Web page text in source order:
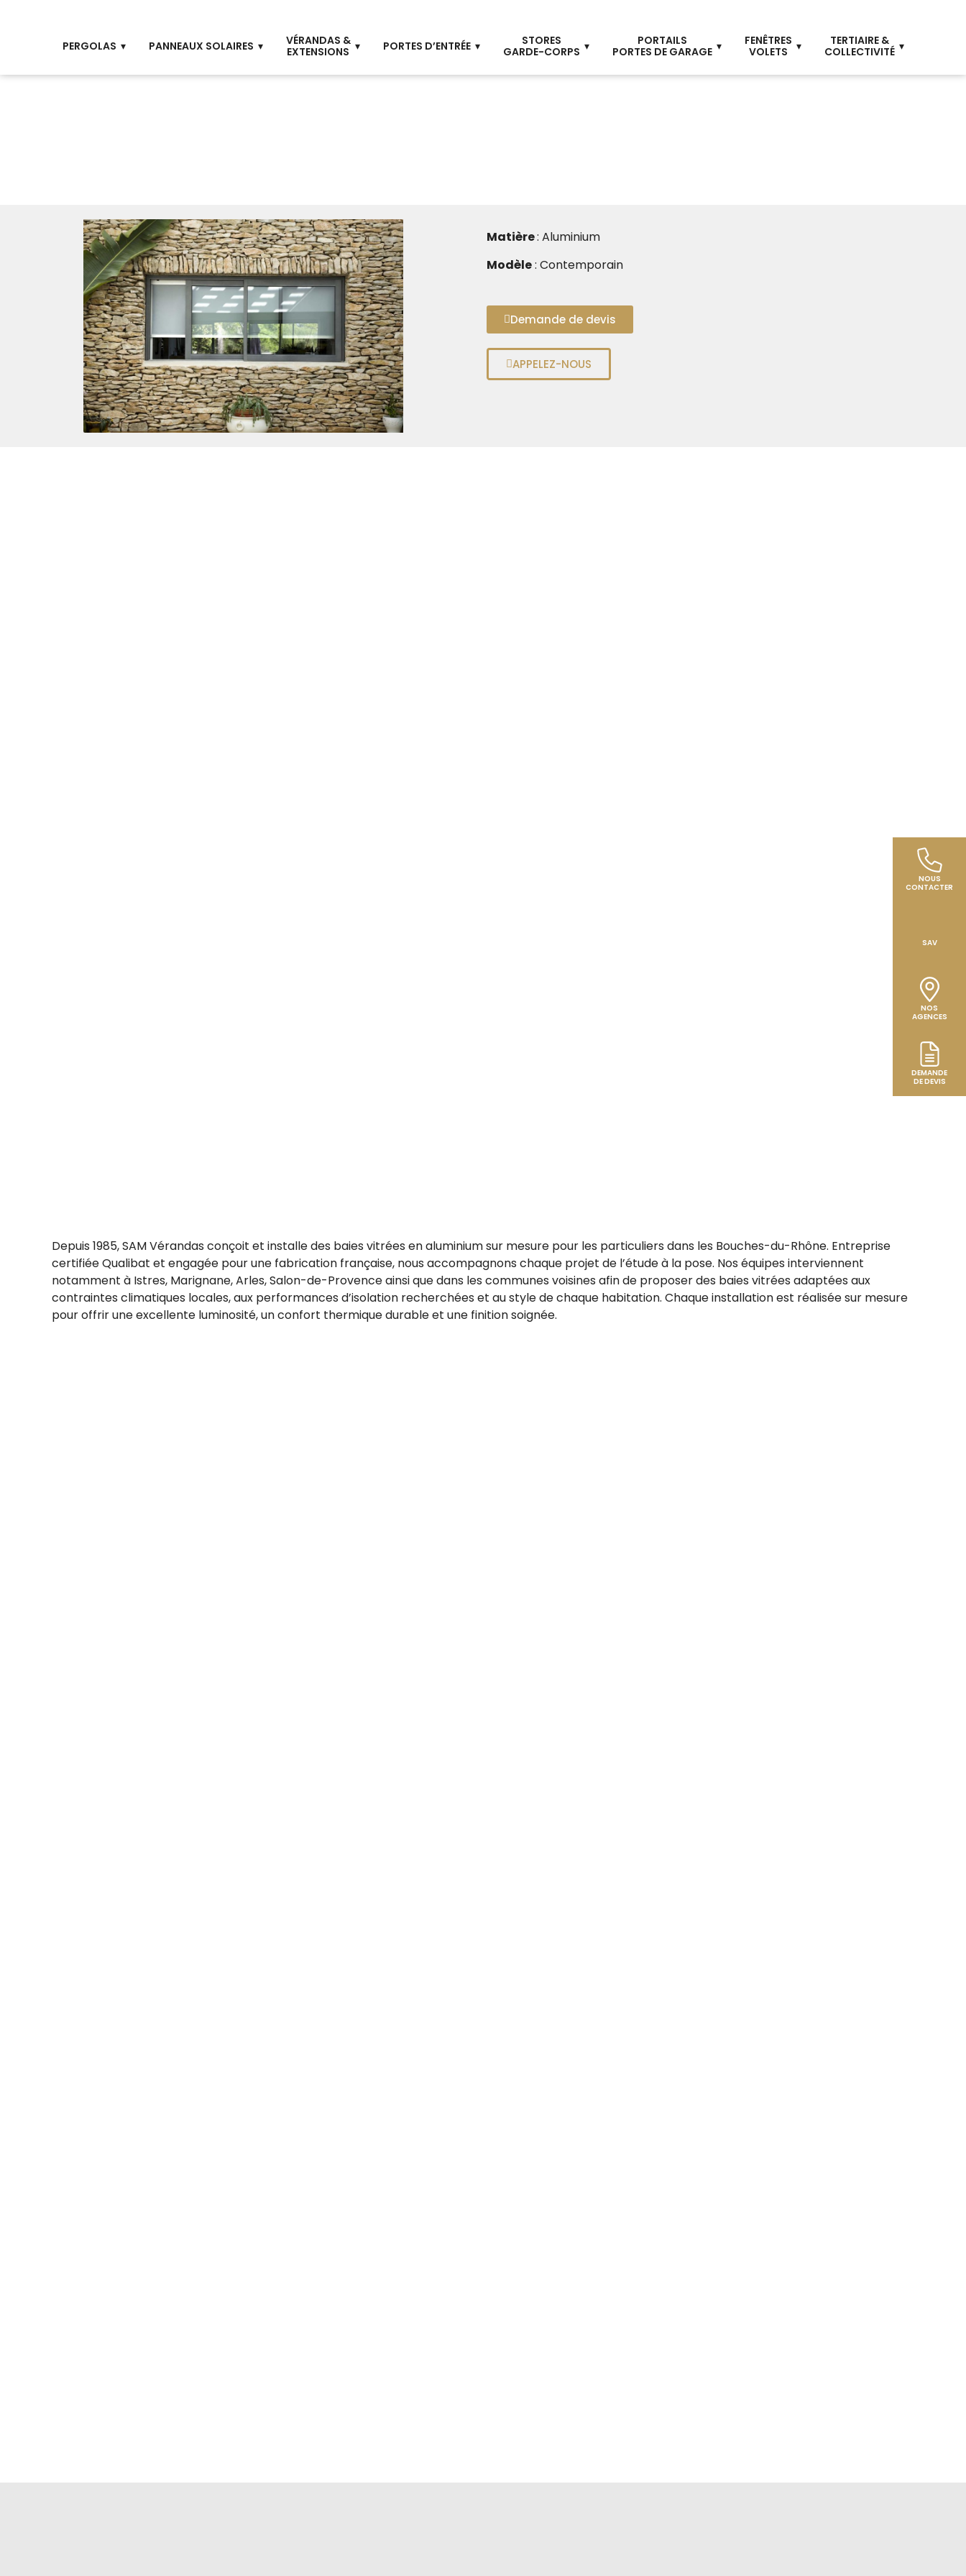
PERGOLAS PANNEAUX SOLAIRES
VÉRANDAS &
EXTENSIONS
PORTES D’ENTRÉE
STORES
GARDE-CORPS
PORTAILS
PORTES DE GARAGE
FENÊTRES
VOLETS
TERTIAIRE &
COLLECTIVITÉ
NOUS
CONTACTER
SAV
NOS
AGENCES
DEMANDE
DE DEVIS
Matière: Aluminium
Modèle: Contemporain
Demande de devis
APPELEZ-NOUS
Depuis 1985, SAM Vérandas conçoit et installe des baies vitrées en aluminium sur mesure pour les particuliers dans les Bouches-du-Rhône. Entreprise
certifiée Qualibat et engagée pour une fabrication française, nous accompagnons chaque projet de l’étude à la pose. Nos équipes interviennent
notamment à Istres, Marignane, Arles, Salon-de-Provence ainsi que dans les communes voisines afin de proposer des baies vitrées adaptées aux
contraintes climatiques locales, aux performances d’isolation recherchées et au style de chaque habitation. Chaque installation est réalisée sur mesure
pour offrir une excellente luminosité, un confort thermique durable et une finition soignée.